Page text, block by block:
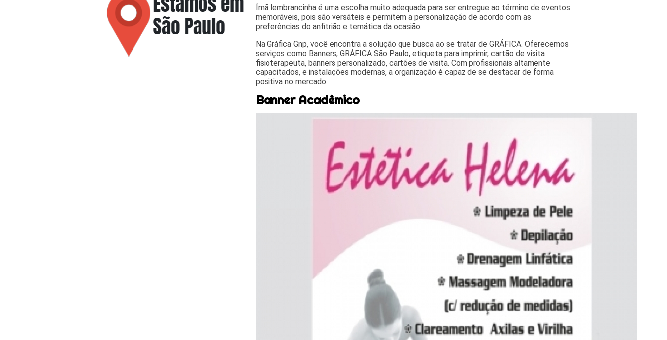
Ímã lembrancinha é uma escolha muito adequada para ser entregue ao término de eventos
memoráveis, pois são versáteis e permitem a personalização de acordo com as
preferências do anfitrião e temática da ocasião.
Na Gráfica Gnp, você encontra a solução que busca ao se tratar de GRÁFICA. Oferecemos
serviços como Banners, GRÁFICA São Paulo, etiqueta para imprimir, cartão de visita
fisioterapeuta, banners personalizado, cartões de visita. Com profissionais altamente
capacitados, e instalações modernas, a organização é capaz de se destacar de forma
positiva no mercado.
Banner Acadêmico